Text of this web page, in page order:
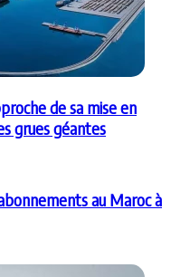
de sa mise en
grues géantes
au Maroc à